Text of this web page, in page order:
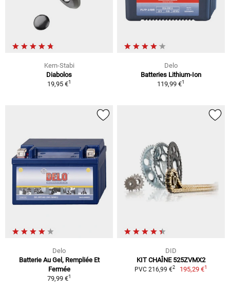
Kern-Stabi
Diabolos
19,95 €1
Delo
Batteries Lithium-Ion
119,99 €1
Delo
Batterie Au Gel, Rempliée Et
Fermée
79,99 €1
DID
KIT CHAÎNE 525ZVMX2
PVC 216,99 €2 195,29 €1